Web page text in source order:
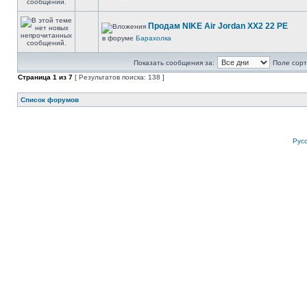
Продам NIKE Air Jordan XX2 22 PE
в форуме Барахолка
Показать сообщения за:
Поле
Страница 1 из 7 [ Результатов поиска: 138 ]
Список форумов